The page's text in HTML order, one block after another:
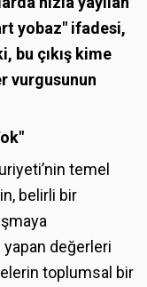
yobaz" ifadesi,
bu çıkış kime
vurgusunun
temel
belirli bir
yapan değerleri
toplumsal bir